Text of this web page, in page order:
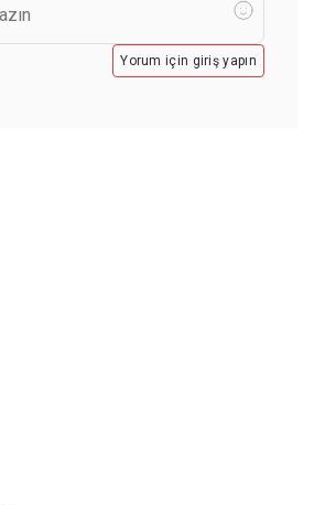
Yorum için giriş yapın